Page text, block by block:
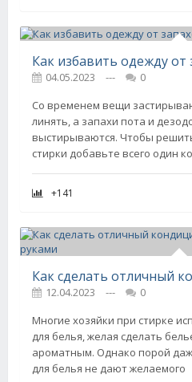
04.05.2023 ---
0
Со временем вещи
линять, а запахи пота и
выстирываются. Чтобы
стирки добавьте всего один
+141
12.04.2023 ---
0
Многие хозяйки при стирке
для белья, желая сделать
ароматным. Однако порой
для белья не дают желаемого